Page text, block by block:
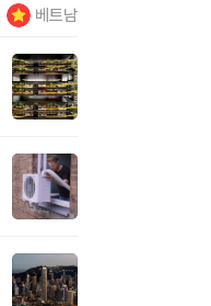
베트남